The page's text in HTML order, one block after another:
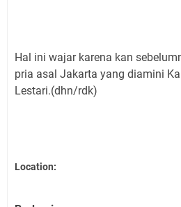
Hal ini wajar karena kan
pria asal Jakarta yang diamini
Lestari.(dhn/rdk)
Location: